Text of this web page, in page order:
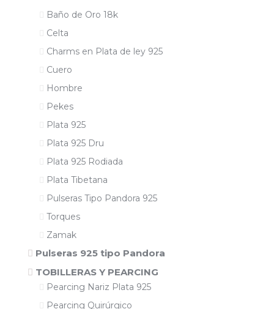
Baño de Oro 18k
Celta
Charms en Plata de ley 925
Cuero
Hombre
Pekes
Plata 925
Plata 925 Dru
Plata 925 Rodiada
Plata Tibetana
Pulseras Tipo Pandora 925
Torques
Zamak
Pulseras 925 tipo Pandora
TOBILLERAS Y PEARCING
Pearcing Nariz Plata 925
Pearcing Quirúrgico